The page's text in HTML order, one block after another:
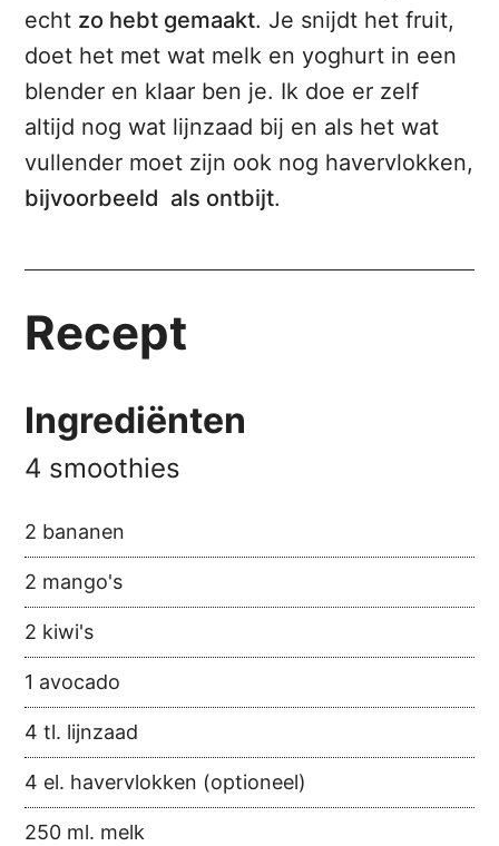
echt zo hebt gemaakt. Je snijdt het fruit,
doet het met wat melk en yoghurt in een
blender en klaar ben je. Ik doe er zelf
altijd nog wat lijnzaad bij en als het wat
vullender moet zijn ook nog havervlokken,
bijvoorbeeld als ontbijt.
Recept
Ingrediënten
4 smoothies
2 bananen
2 mango's
2 kiwi's
1 avocado
4 tl. lijnzaad
4 el. havervlokken (optioneel)
250 ml. melk